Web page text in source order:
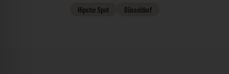
HipsterSpot Düsseldorf